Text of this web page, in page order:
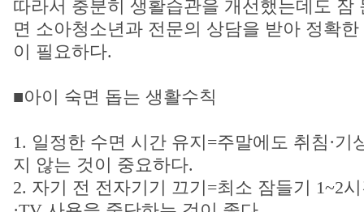
따라서 충분히 생활습관을 개선했는데도 잠
면 소아청소년과 전문의 상담을 받아 정확
이 필요하다.
■아이 숙면 돕는 생활수칙
1. 일정한 수면 시간 유지=주말에도 취침·기
지 않는 것이 중요하다.
2. 자기 전 전자기기 끄기=최소 잠들기 1~2